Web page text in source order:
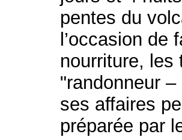
pentes du
l’occasion
nourriture, les
"randonneur
ses affaires
préparée par